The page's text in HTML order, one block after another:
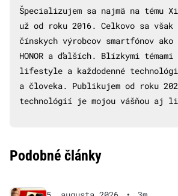
Špecializujem sa najmä na tému
už od roku 2016. Celkovo sa však
čínskych výrobcov smartfónov ako
HONOR a ďalších. Blízkymi
lifestyle a každodenné
a človeka. Publikujem od roku
technológií je mojou vášňou aj
Podobné články